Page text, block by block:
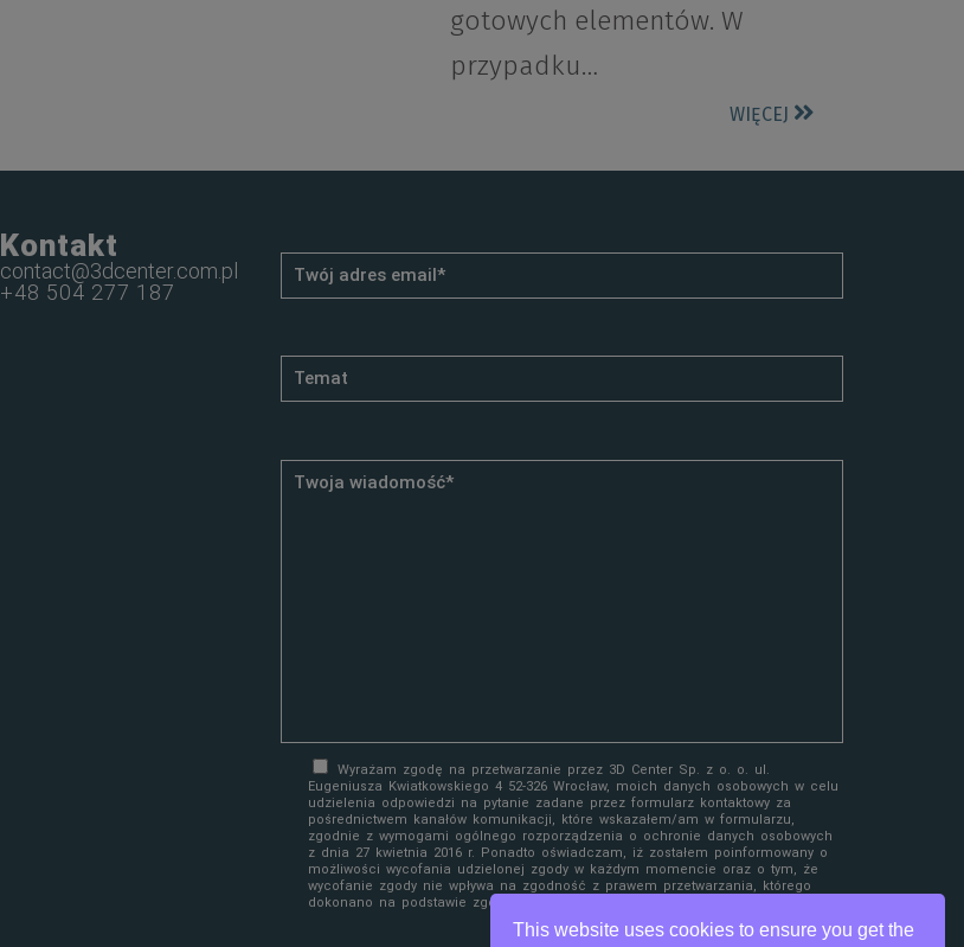
This website uses cookies to ensure you get the
gotowych elementów. W
przypadku…
WIĘCEJ
Kontakt
contact@3dcenter.com.pl
+48 504 277 187
Wyrażam zgodę na przetwarzanie przez 3D Center Sp. z o. o. ul.
Eugeniusza Kwiatkowskiego 4 52-326 Wrocław, moich danych osobowych w celu
udzielenia odpowiedzi na pytanie zadane przez formularz kontaktowy za
pośrednictwem kanałów komunikacji, które wskazałem/am w formularzu,
zgodnie z wymogami ogólnego rozporządzenia o ochronie danych osobowych
z dnia 27 kwietnia 2016 r. Ponadto oświadczam, iż zostałem poinformowany o
możliwości wycofania udzielonej zgody w każdym momencie oraz o tym, że
wycofanie zgody nie wpływa na zgodność z prawem przetwarzania, którego
dokonano na podstawie zgody przed jej wycofaniem.